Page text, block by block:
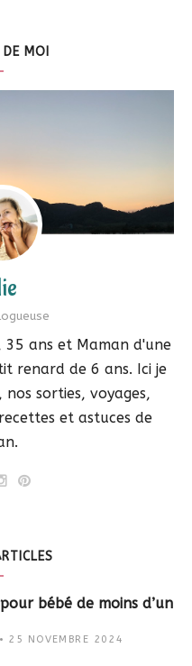
MOI
35 ans et Maman d'une
renard de 6 ans. Ici je
sorties, voyages,
et astuces de
bébé de moins d’un
25 NOVEMBRE 2024